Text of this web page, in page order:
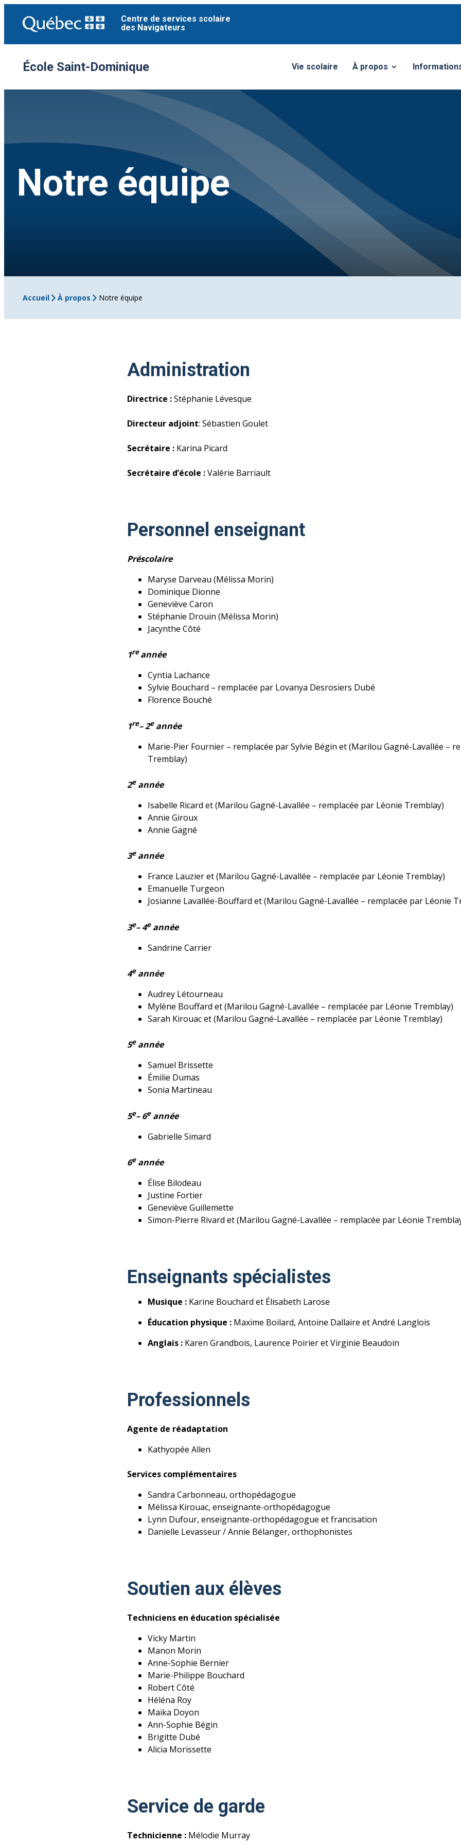
contenu
Centre de services scolaire
des Navigateurs
École Saint-Dominique Vie scolaire À propos
Ouvrir/Fermer le sous-
Ouvrir/
Notre équipe
Accueil À propos Notre équipe
Administration
Directrice :Stéphanie Lévesque
Directeur adjoint: Sébastien Goulet
Secrétaire : Karina Picard
Secrétaire d’école :Valérie Barriault
Personnel enseignant
Préscolaire
Maryse Darveau (Mélissa Morin)
Dominique Dionne
Geneviève Caron
Stéphanie Drouin (Mélissa Morin)
Jacynthe Côté
1reannée
Cyntia Lachance
Sylvie Bouchard – remplacée par Lovanya Desrosiers Dubé
Florence Bouché
1re– 2eannée
Marie-Pier Fournier – remplacée par Sylvie Bégin et (Marilou Gagné-Lavallée –
Tremblay)
2eannée
Isabelle Ricard et (Marilou Gagné-Lavallée – remplacée par Léonie Tremblay)
Annie Giroux
Annie Gagné
3eannée
France Lauzier et (Marilou Gagné-Lavallée – remplacée par Léonie Tremblay)
Emanuelle Turgeon
Josianne Lavallée-Bouffard et (Marilou Gagné-Lavallée – remplacée par Léonie
3e– 4eannée
Sandrine Carrier
4eannée
Audrey Létourneau
Mylène Bouffard et (Marilou Gagné-Lavallée – remplacée par Léonie Tremblay)
Sarah Kirouac et (Marilou Gagné-Lavallée – remplacée par Léonie Tremblay)
5eannée
Samuel Brissette
Émilie Dumas
Sonia Martineau
5e– 6eannée
Gabrielle Simard
6eannée
Élise Bilodeau
Justine Fortier
Geneviève Guillemette
Simon-Pierre Rivard et (Marilou Gagné-Lavallée – remplacée par Léonie
Enseignants spécialistes
Musique : Karine Bouchard et Élisabeth Larose
Éducation physique : Maxime Boilard, Antoine Dallaire et André Langlois
Anglais : Karen Grandbois, Laurence Poirier et Virginie Beaudoin
Professionnels
Agente de réadaptation
Kathyopée Allen
Services complémentaires
Sandra Carbonneau, orthopédagogue
Mélissa Kirouac, enseignante-orthopédagogue
Lynn Dufour, enseignante-orthopédagogue et francisation
Danielle Levasseur / Annie Bélanger, orthophonistes
Soutien aux élèves
Techniciens en éducation spécialisée
Vicky Martin
Manon Morin
Anne-Sophie Bernier
Marie-Philippe Bouchard
Robert Côté
Héléna Roy
Maïka Doyon
Ann-Sophie Bégin
Brigitte Dubé
Alicia Morissette
Service de garde
Technicienne : Mélodie Murray